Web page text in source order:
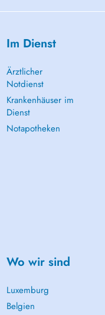
Im Dienst
Ärztlicher
Notdienst
Krankenhäuser im
Dienst
Notapotheken
Wo wir sind
Luxemburg
Belgien